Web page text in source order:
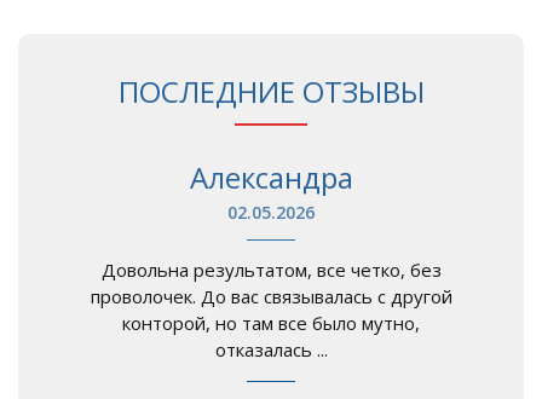
ПОСЛЕДНИЕ ОТЗЫВЫ
Александра
02.05.2026
Довольна результатом, все четко, без
проволочек. До вас связывалась с другой
конторой, но там все было мутно,
отказалась ...